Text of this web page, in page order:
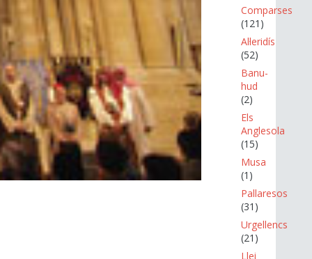
Comparses
(121)
Al·leridís
(52)
Banu-
hud
(2)
Els
Anglesola
(15)
Musa
(1)
Pallaresos
(31)
Urgellencs
(21)
Llei